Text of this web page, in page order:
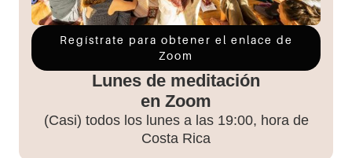
Regístrate para obtener el enlace de
Zoom
Lunes de meditación
en Zoom
(Casi) todos los lunes a las 19:00, hora de
Costa Rica